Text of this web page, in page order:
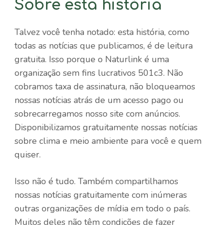
Sobre esta história
Talvez você tenha notado: esta história, como
todas as notícias que publicamos, é de leitura
gratuita. Isso porque o Naturlink é uma
organização sem fins lucrativos 501c3. Não
cobramos taxa de assinatura, não bloqueamos
nossas notícias atrás de um acesso pago ou
sobrecarregamos nosso site com anúncios.
Disponibilizamos gratuitamente nossas notícias
sobre clima e meio ambiente para você e quem
quiser.
Isso não é tudo. Também compartilhamos
nossas notícias gratuitamente com inúmeras
outras organizações de mídia em todo o país.
Muitos deles não têm condições de fazer